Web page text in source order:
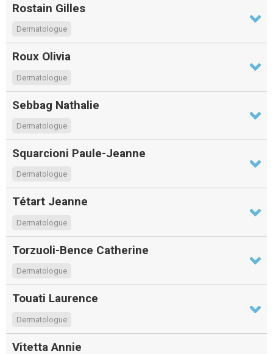
Rostain Gilles
Dermatologue
Roux Olivia
Dermatologue
Sebbag Nathalie
Dermatologue
Squarcioni Paule-Jeanne
Dermatologue
Tétart Jeanne
Dermatologue
Torzuoli-Bence Catherine
Dermatologue
Touati Laurence
Dermatologue
Vitetta Annie